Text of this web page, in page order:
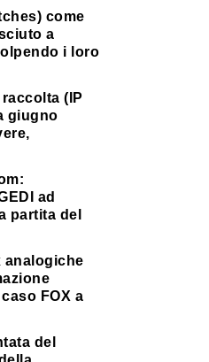
come
a
i loro
(IP
giugno
ad
partita del
analogiche
FOX a
del